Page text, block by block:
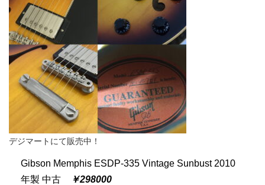
デジマートにて販売中！
Gibson Memphis ESDP-335 Vintage Sunbust 2010
年製 中古
￥298000